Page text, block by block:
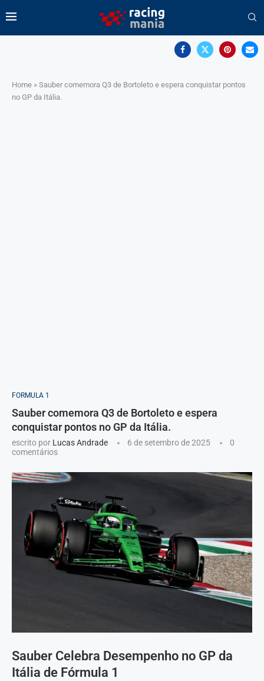
Home » Sauber comemora Q3 de Bortoleto e espera conquistar pontos
no GP da Itália.
FORMULA 1
Sauber comemora Q3 de Bortoleto e espera
conquistar pontos no GP da Itália.
escrito por Lucas Andrade 6 de setembro de 2025
0
comentários
Sauber Celebra Desempenho no GP da
Itália de Fórmula 1